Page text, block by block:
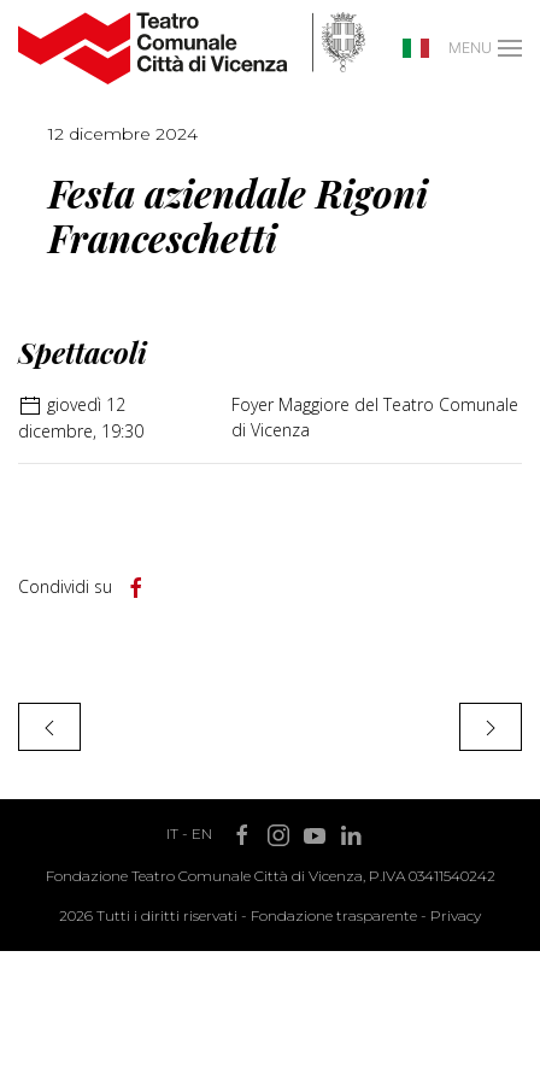
MENU
12 dicembre 2024
Festa aziendale Rigoni
Franceschetti
Spettacoli
giovedì 12
dicembre, 19:30
Foyer Maggiore del Teatro Comunale
di Vicenza
Condividi su
IT- EN
Fondazione Teatro Comunale Città di Vicenza, P.IVA 03411540242
2026 Tutti i diritti riservati - Fondazione trasparente - Privacy